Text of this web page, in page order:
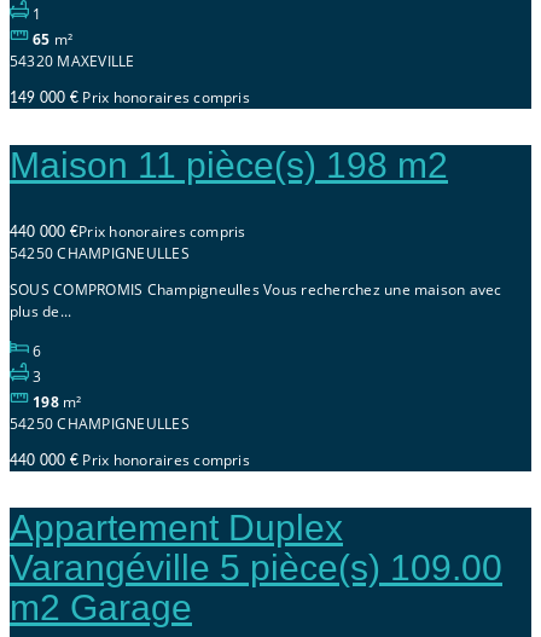
1
65 m²
54320 MAXEVILLE
149 000 € Prix honoraires compris
Maison 11 pièce(s) 198 m2
440 000 €Prix honoraires compris
54250 CHAMPIGNEULLES
SOUS COMPROMIS Champigneulles Vous recherchez une maison avec
plus de...
6
3
198 m²
54250 CHAMPIGNEULLES
440 000 € Prix honoraires compris
Appartement Duplex
Varangéville 5 pièce(s) 109.00
m2 Garage